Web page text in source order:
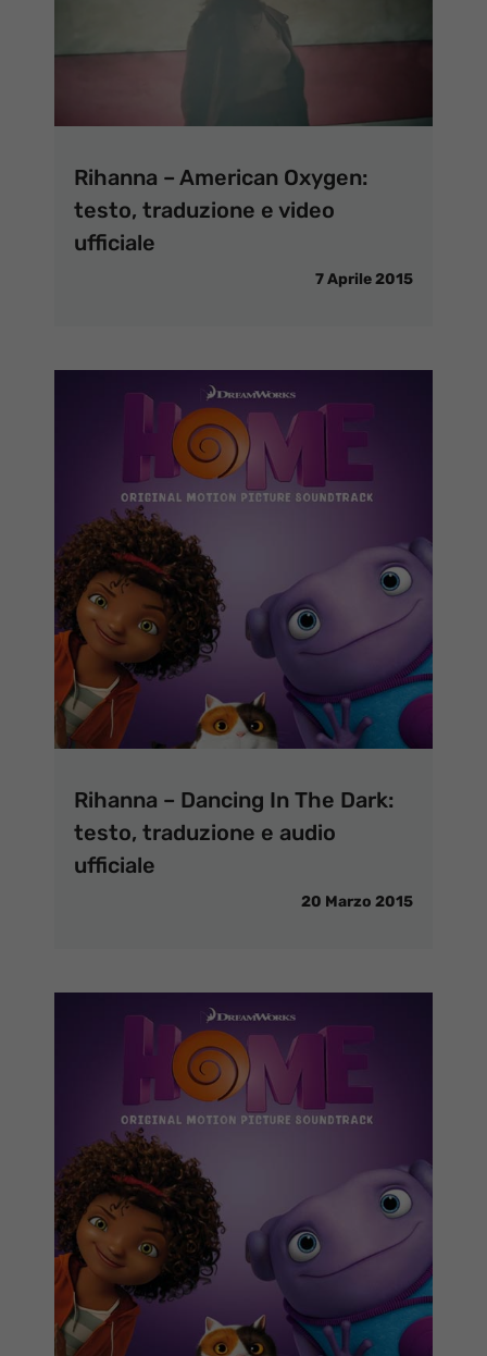
Rihanna – American Oxygen:
testo, traduzione e video
ufficiale
7 Aprile 2015
Rihanna – Dancing In The Dark:
testo, traduzione e audio
ufficiale
20 Marzo 2015